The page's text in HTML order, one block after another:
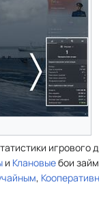
игрового
и Клановыебои
,